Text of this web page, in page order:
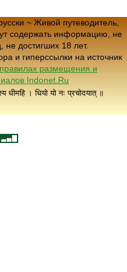
~ Живой путеводитель,
содержать информацию, не
не достигших 18 лет.
и гиперссылки на источник
размещения и
Indonet.Ru
धीमहि । धियो यो नः प्रचोदयात् ॥